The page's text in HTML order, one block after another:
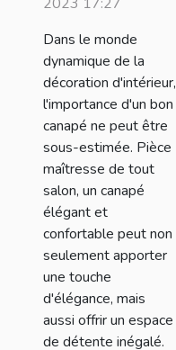
canapés design
: le modèle
Stella
Dans le monde
dynamique de la
décoration d'intérieur,
l'importance d'un bon
canapé ne peut être
sous-estimée. Pièce
maîtresse de tout
salon, un canapé
élégant et
confortable peut non
seulement apporter
une touche
d'élégance, mais
aussi offrir un espace
de détente inégalé.